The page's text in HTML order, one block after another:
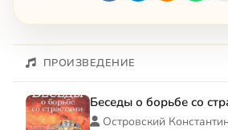
ПРОИЗВЕДЕНИЕ
Беседы о борьбе со
Островский